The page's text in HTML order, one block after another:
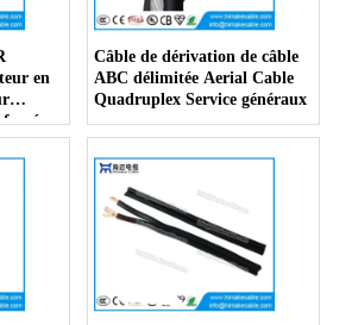
en
Câble de dérivation de câble
ABC délimitée Aerial Cable
Quadruplex Service généraux